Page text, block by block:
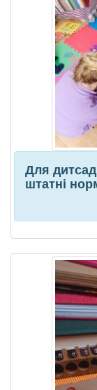
Для
штатні